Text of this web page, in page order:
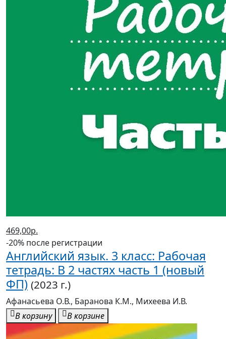
469,00р.
-20% после регистрации
Английский язык. 3 класс: Рабочая
тетрадь: В 2 частях часть 1 (новый
ФП) (2023 г.)
Афанасьева О.В., Баранова К.М., Михеева И.В.
В корзину
В корзине